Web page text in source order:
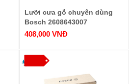
Lưỡi cưa gỗ chuyên dùng
Bosch 2608643007
254x30xT40
408,000 VNĐ